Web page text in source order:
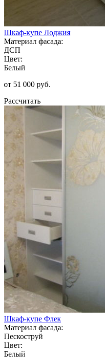
Шкаф-купе Лоджия
Материал фасада:
ДСП
Цвет:
Белый
от 51 000 руб.
Рассчитать
Шкаф-купе Флек
Материал фасада:
Пескоструй
Цвет:
Белый